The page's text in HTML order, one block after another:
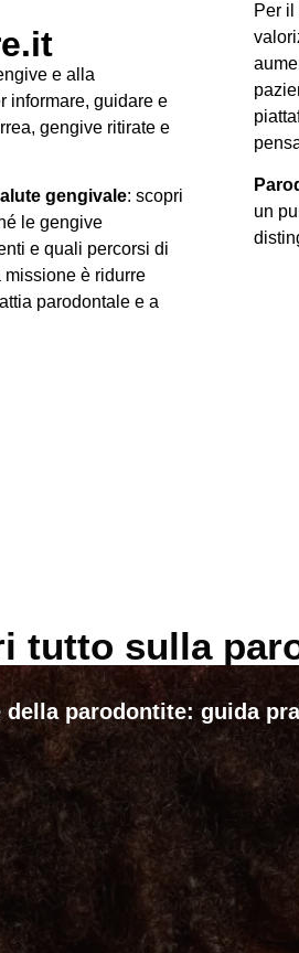
e alla
informare, guidare e
gengive ritirate e
gengivale: scopri
le gengive
e quali percorsi di
missione è ridurre
parodontale e a
Per il
un
tutto sulla
della parodontite: guida